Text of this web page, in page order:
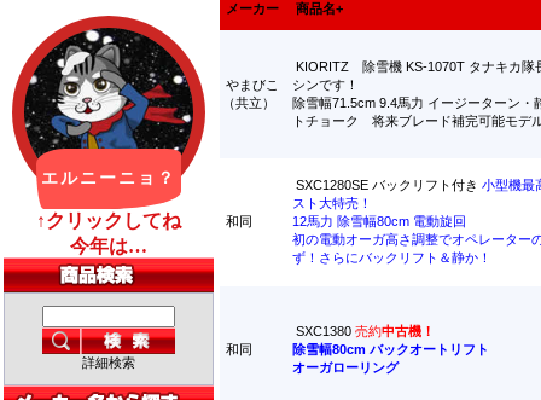
詳細検索
メーカー 商品名+
やまびこ
（共立）
KIORITZ 除雪機 KS-1070T タナキカ隊
シンです！
除雪幅71.5cm 9.4馬力 イージーターン・
トチョーク 将来ブレード補完可能モデ
和同
SXC1280SE バックリフト付き 小型機
スト大特売！
12馬力 除雪幅80cm 電動旋回
初の電動オーガ高さ調整でオペレーター
ず！さらにバックリフト＆静か！
和同
SXC1380 売約中古機！
除雪幅80cm バックオートリフト
オーガローリング